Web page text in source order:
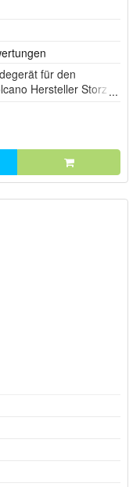
für den
Hersteller Storz &